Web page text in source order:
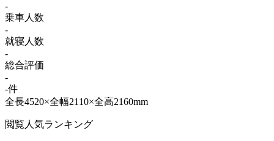
-
乗車人数
-
就寝人数
-
総合評価
-
-件
全長4520×全幅2110×全高2160mm
閲覧人気ランキング